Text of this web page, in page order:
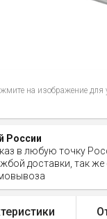
на изображение для
России
в любую точку
доставки, так же